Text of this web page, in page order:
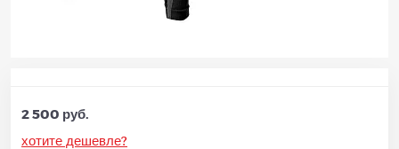
2 500 руб.
хотите дешевле?